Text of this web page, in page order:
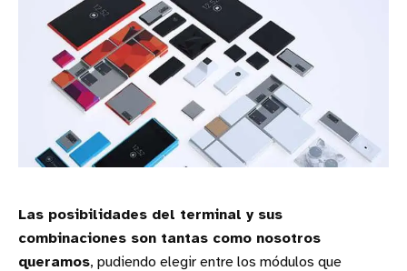
Las posibilidades del terminal y sus
combinaciones son tantas como nosotros
queramos, pudiendo elegir entre los módulos que